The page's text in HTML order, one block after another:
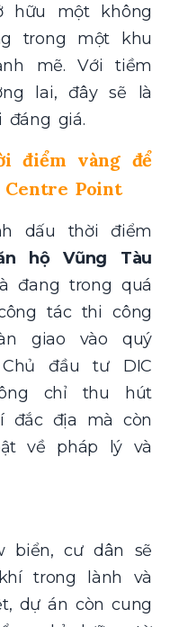
hữu một không
trong một khu
mẽ. Với tiềm
lai, đây sẽ là
đáng giá.
điểm vàng để
Centre Point
dấu thời điểm
hộ Vũng Tàu
đang trong quá
tác thi công
giao vào quý
đầu tư DIC
chỉ thu hút
đắc địa mà còn
về pháp lý và
biển, cư dân sẽ
trong lành và
dự án còn cung